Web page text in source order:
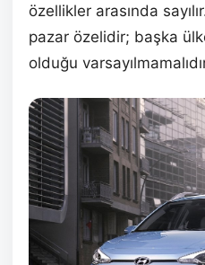
özellikler arasında
pazar özelidir; başka
olduğu